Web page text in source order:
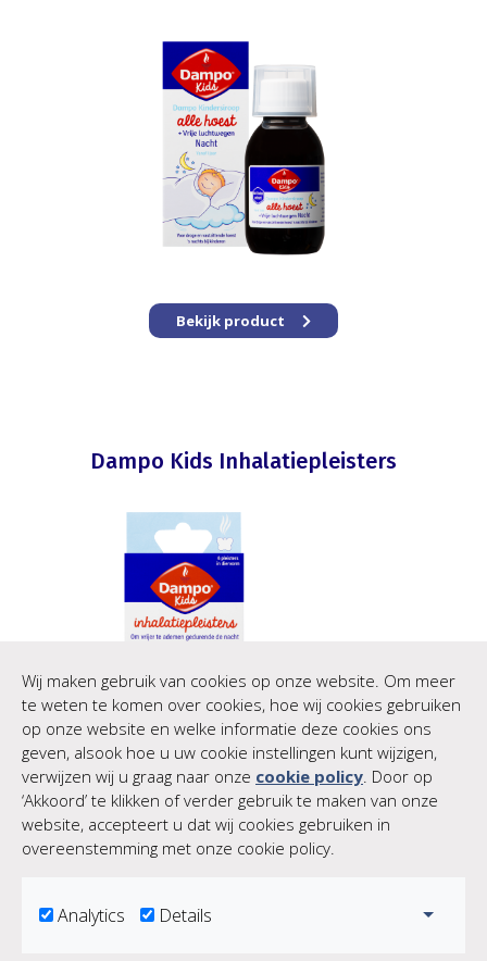
Bekijk product
Dampo Kids Inhalatiepleisters
Bekijk product
Wij maken gebruik van cookies op onze website. Om meer
te weten te komen over cookies, hoe wij cookies gebruiken
op onze website en welke informatie deze cookies ons
geven, alsook hoe u uw cookie instellingen kunt wijzigen,
verwijzen wij u graag naar onze cookie policy. Door op
‘Akkoord’ te klikken of verder gebruik te maken van onze
website, accepteert u dat wij cookies gebruiken in
overeenstemming met onze cookie policy.
Analytics Details Toggle